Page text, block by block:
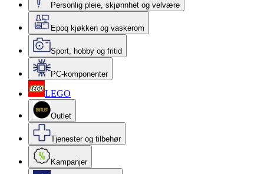
Personlig pleie, skjønnhet og velvære
Epoq kjøkken og vaskerom
Sport, hobby og fritid
PC-komponenter
LEGO
Outlet
Tjenester og tilbehør
Kampanjer